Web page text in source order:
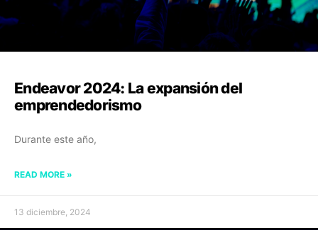
Endeavor 2024: La expansión del
emprendedorismo
Durante este año,
READ MORE »
13 diciembre, 2024